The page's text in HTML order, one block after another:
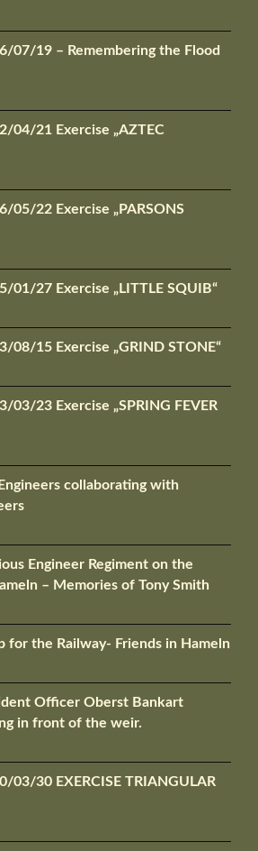
07/19 – Remembering the Flood
04/21 Exercise „AZTEC
05/22 Exercise „PARSONS
01/27 Exercise „LITTLE SQUIB“
08/15 Exercise „GRIND STONE“
03/23 Exercise „SPRING FEVER
collaborating with
Engineer Regiment on the
– Memories of Tony Smith
for the Railway- Friends in Hameln
Officer Oberst Bankart
in front of the weir.
03/30 EXERCISE TRIANGULAR